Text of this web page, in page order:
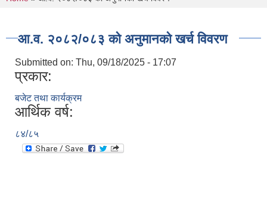
आ.व. २०८२/०८३ को अनुमानको खर्च विवरण
Submitted on: Thu, 09/18/2025 - 17:07
प्रकार:
बजेट तथा कार्यक्रम
आर्थिक वर्ष:
८४/८५